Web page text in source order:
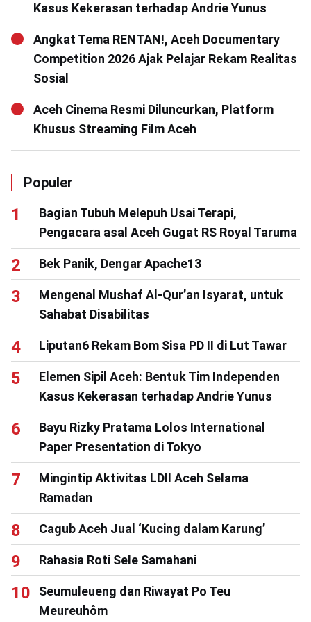
Kasus Kekerasan terhadap Andrie Yunus
Angkat Tema RENTAN!, Aceh Documentary
Competition 2026 Ajak Pelajar Rekam Realitas
Sosial
Aceh Cinema Resmi Diluncurkan, Platform
Khusus Streaming Film Aceh
Populer
Bagian Tubuh Melepuh Usai Terapi,
Pengacara asal Aceh Gugat RS Royal Taruma
Bek Panik, Dengar Apache13
Mengenal Mushaf Al-Qur’an Isyarat, untuk
Sahabat Disabilitas
Liputan6 Rekam Bom Sisa PD II di Lut Tawar
Elemen Sipil Aceh: Bentuk Tim Independen
Kasus Kekerasan terhadap Andrie Yunus
Bayu Rizky Pratama Lolos International
Paper Presentation di Tokyo
Mingintip Aktivitas LDII Aceh Selama
Ramadan
Cagub Aceh Jual ‘Kucing dalam Karung’
Rahasia Roti Sele Samahani
Seumuleueng dan Riwayat Po Teu
Meureuhôm